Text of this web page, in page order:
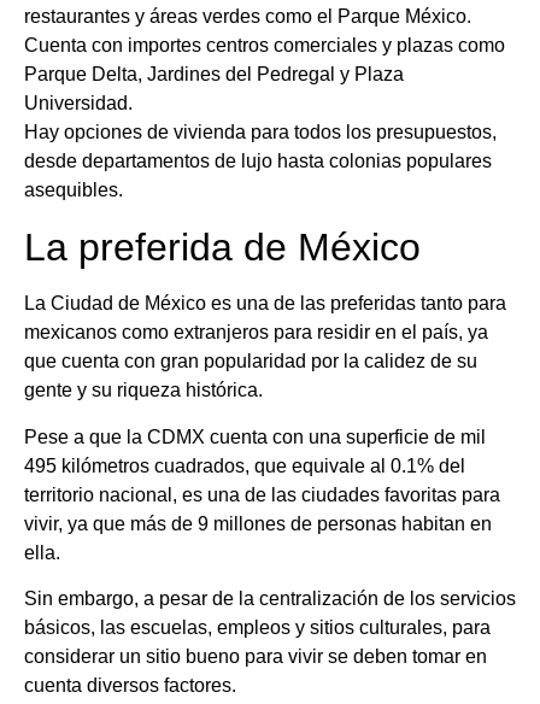
restaurantes y áreas verdes como el Parque México.
Cuenta con importes centros comerciales y plazas como
Parque Delta, Jardines del Pedregal y Plaza
Universidad.
Hay opciones de vivienda para todos los presupuestos,
desde departamentos de lujo hasta colonias populares
asequibles.
La preferida de México
La Ciudad de México es una de las preferidas tanto para
mexicanos como extranjeros para residir en el país, ya
que cuenta con gran popularidad por la calidez de su
gente y su riqueza histórica.
Pese a que la CDMX cuenta con una superficie de mil
495 kilómetros cuadrados, que equivale al 0.1% del
territorio nacional, es una de las ciudades favoritas para
vivir, ya que más de 9 millones de personas habitan en
ella.
Sin embargo, a pesar de la centralización de los servicios
básicos, las escuelas, empleos y sitios culturales, para
considerar un sitio bueno para vivir se deben tomar en
cuenta diversos factores.